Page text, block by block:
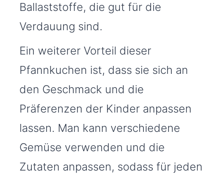
Ballaststoffe, die gut für die
Verdauung sind.
Ein weiterer Vorteil dieser
Pfannkuchen ist, dass sie sich an
den Geschmack und die
Präferenzen der Kinder anpassen
lassen. Man kann verschiedene
Gemüse verwenden und die
Zutaten anpassen, sodass für jeden